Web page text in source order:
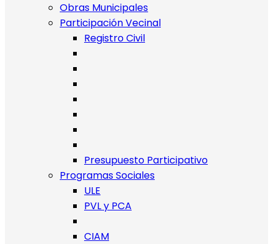
Obras Municipales
Participación Vecinal
Registro Civil
Presupuesto Participativo
Programas Sociales
ULE
PVL y PCA
CIAM